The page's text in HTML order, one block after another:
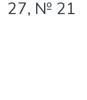
27, № 21